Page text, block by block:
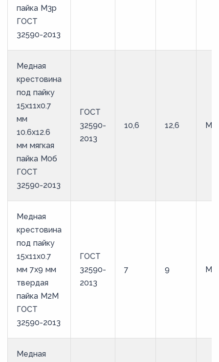
пайка М3р
ГОСТ
32590-2013
Медная
крестовина
под пайку
15х11х0.7
мм
10.6х12.6
мм мягкая
пайка М0б
ГОСТ
32590-2013
ГОСТ
32590-
2013
10,6 12,6
Медная
крестовина
под пайку
15х11х0.7
мм 7х9 мм
твердая
пайка М2М
ГОСТ
32590-2013
ГОСТ
32590-
2013
7 9
Медная